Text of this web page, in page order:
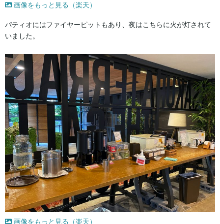
画像をもっと見る（楽天）
パティオにはファイヤーピットもあり、夜はこちらに火が灯されて
いました。
画像をもっと見る（楽天）